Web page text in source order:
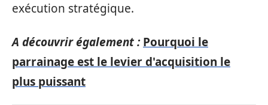
exécution stratégique.
A découvrir également : Pourquoi le
parrainage est le levier d'acquisition le
plus puissant